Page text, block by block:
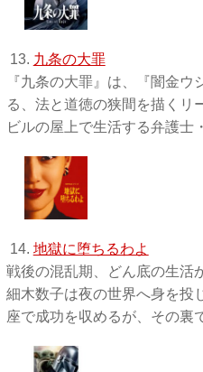
13. 九条の大罪
『九条の大罪』は、『闇金
る、法と道徳の狭間を描くリ
ビルの屋上で生活する弁護士
14. 地獄に堕ちるわよ
戦後の混乱期、どん底の生活
細木数子は夜の世界へ身を投
座で成功を収めるが、その裏